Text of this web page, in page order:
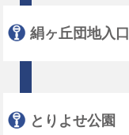
絹ヶ丘団地入口
とりよせ公園